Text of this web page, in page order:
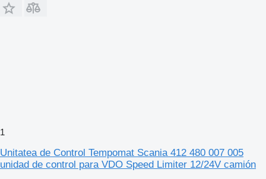
1
Unitatea de Control Tempomat Scania 412 480 007 005
unidad de control para VDO Speed Limiter 12/24V camión